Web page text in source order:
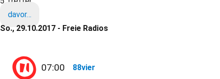
davor…
So., 29.10.2017 - Freie Radios
07:00 88vier